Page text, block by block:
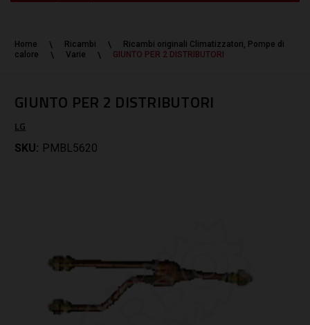
Home Ricambi
Ricambi originali Climatizzatori, Pompe di
calore
Varie GIUNTO PER 2 DISTRIBUTORI
GIUNTO PER 2 DISTRIBUTORI
LG
SKU: PMBL5620